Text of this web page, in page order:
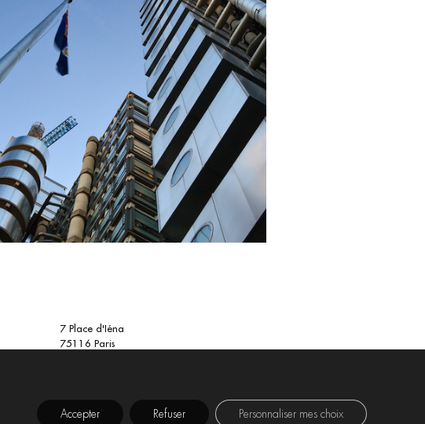
7 Place d'Iéna
75116 Paris
NOTICE POLITIQUE DE POLITIQUE
Accepter Refuser Personnaliser mes choix